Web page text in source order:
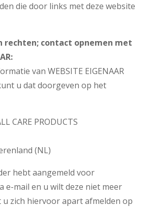
die door links met deze website
rechten; contact opnemen met
van WEBSITE EIGENAAR
u dat doorgeven op het
CARE PRODUCTS
(NL)
hebt aangemeld voor
e-mail en u wilt deze niet meer
zich hiervoor apart afmelden op